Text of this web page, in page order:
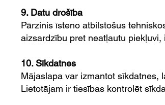
9. Datu drošība
Pārzinis īsteno atbilstošus
aizsardzību pret neatļautu
10. Sīkdatnes
Mājaslapa var izmantot sīkdatnes,
Lietotājam ir tiesības kontrolēt